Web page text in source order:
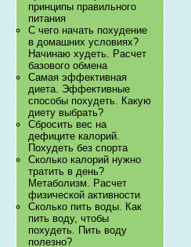
принципы правильного
питания
С чего начать похудение
в домашних условиях?
Начинаю худеть. Расчет
базового обмена
Самая эффективная
диета. Эффективные
способы похудеть. Какую
диету выбрать?
Сбросить вес на
дефиците калорий.
Похудеть без спорта
Сколько калорий нужно
тратить в день?
Метаболизм. Расчет
физической активности
Сколько пить воды. Как
пить воду, чтобы
похудеть. Пить воду
полезно?